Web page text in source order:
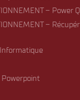
– Power
–
Powerpoint